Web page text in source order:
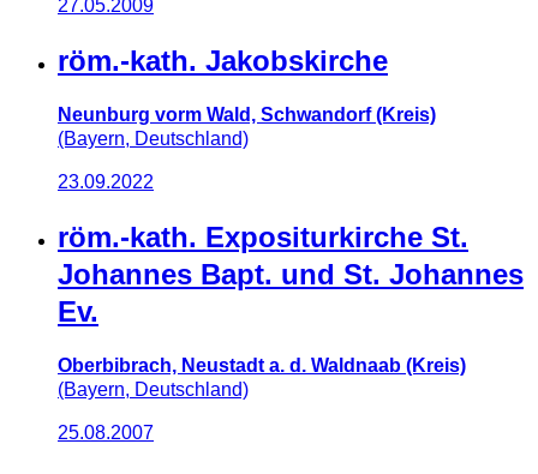
27.05.2009
röm.-kath. Jakobskirche
Neunburg vorm Wald, Schwandorf (Kreis)
(Bayern, Deutschland)
23.09.2022
röm.-kath. Expositurkirche St.
Johannes Bapt. und St. Johannes
Ev.
Oberbibrach, Neustadt a. d. Waldnaab (Kreis)
(Bayern, Deutschland)
25.08.2007